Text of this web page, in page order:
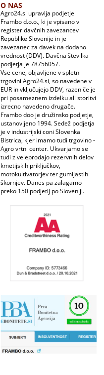
O NAS
Agro24.si upravlja podjetje
Frambo d.o.o., ki je vpisano v
register davčnih zavezancev
Republike Slovenije in je
zavezanec za davek na dodano
vrednost (DDV). Davčna številka
podjetja je 78756057.
Vse cene, objavljene v spletni
trgovini Agro24.si, so navedene v
EUR in vključujejo DDV, razen če je
pri posameznem izdelku ali storitvi
izrecno navedeno drugače.
Frambo doo je družinsko podjetje,
ustanovljeno 1994. Sedež podjetja
je v industrijski coni Slovenka
Bistrica, kjer imamo tudi trgovino -
Agro vrtni center. Ukvarjamo se
tudi z veleprodajo rezervnih delov
kmetijskih priključkov,
motokultivatorjev ter gumijastih
škornjev. Danes pa zalagamo
preko 150 podjetij po Sloveniji.